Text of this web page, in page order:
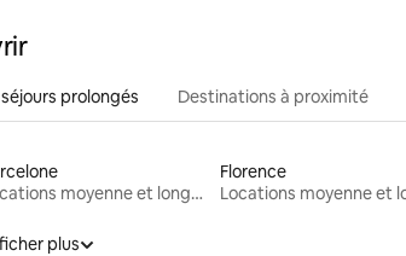
prolongés Destinations à proximité
Locations moyenne et longue durée
Florence
plus